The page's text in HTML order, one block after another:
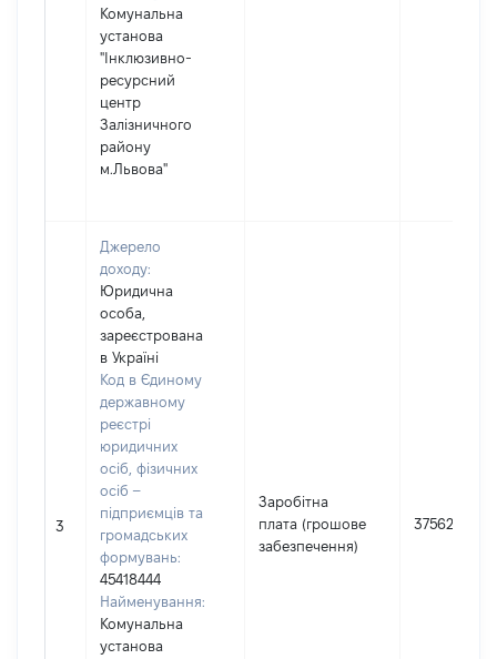
Комунальна
установа
"Інклюзивно-
ресурсний
центр
Залізничного
району
м.Львова"
3
Джерело
доходу:
Юридична
особа,
зареєстрована
в Україні
Код в Єдиному
державному
реєстрі
юридичних
осіб, фізичних
осіб –
підприємців та
громадських
формувань:
45418444
Найменування:
Комунальна
установа
Заробітна
плата (грошове
забезпечення)
375627